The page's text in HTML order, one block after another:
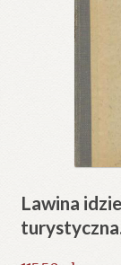
Lawina